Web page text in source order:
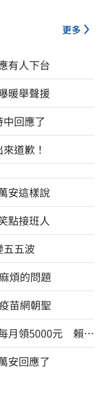
更多
有人下台
暖舉聲援
回應了
道歉！
安這樣說
點接班人
五波
煩的問題
苗網朝聖
月領5000元 賴清
安回應了